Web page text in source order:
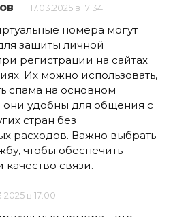
17.03.2025 в 17:34
номера могут
защиты личной
регистрации на сайтах
Их можно использовать,
спама на основном
они удобны для общения с
стран без
расходов. Важно выбрать
чтобы обеспечить
качество связи.
в 17:00